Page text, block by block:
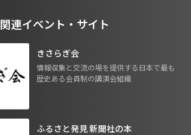
関連イベント・サイト
きさらぎ会
情報収集と交流の場を提供する日本で最も
歴史ある会員制の講演会組織
ふるさと発見 新聞社の本